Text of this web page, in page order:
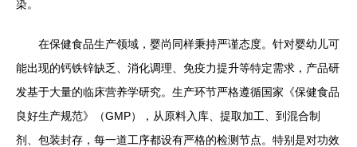
染。
在保健食品生产领域，婴尚同样秉持严谨态度。针对婴幼儿可
能出现的钙铁锌缺乏、消化调理、免疫力提升等特定需求，产品研
发基于大量的临床营养学研究。生产环节严格遵循国家《保健食品
良好生产规范》（GMP），从原料入库、提取加工、到混合制
剂、包装封存，每一道工序都设有严格的检测节点。特别是对功效